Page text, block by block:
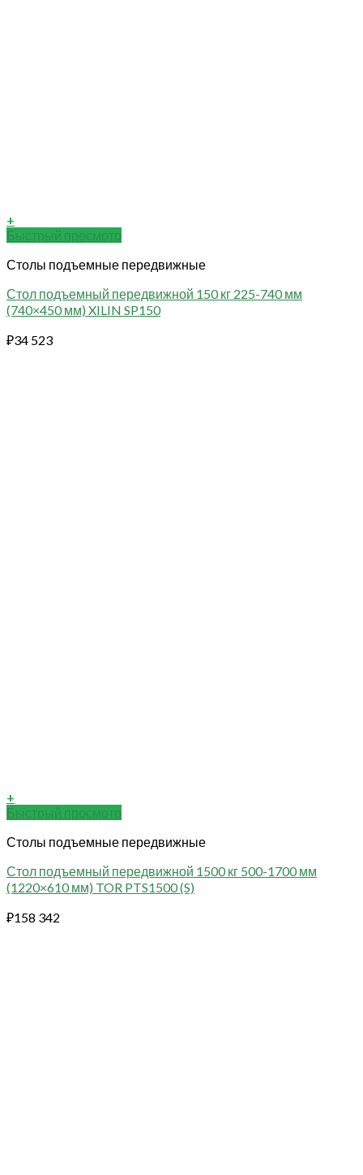
+
Быстрый просмотр
Столы подъемные передвижные
Стол подъемный передвижной 150 кг 225-740 мм
(740×450 мм) XILIN SP150
₽34 523
+
Быстрый просмотр
Столы подъемные передвижные
Стол подъемный передвижной 1500 кг 500-1700 мм
(1220×610 мм) TOR PTS1500 (S)
₽158 342